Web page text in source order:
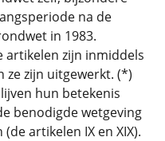
na de
in 1983.
artikelen zijn inmiddels
ze zijn uitgewerkt. (*)
hun betekenis
benodigde wetgeving
artikelen IX en XIX).